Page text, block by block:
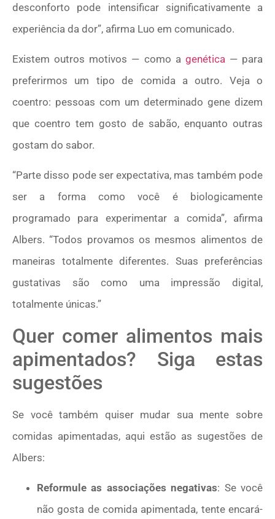
desconforto pode intensificar significativamente a
experiência da dor”, afirma Luo em comunicado.
Existem outros motivos — como a genética — para
preferirmos um tipo de comida a outro. Veja o
coentro: pessoas com um determinado gene dizem
que coentro tem gosto de sabão, enquanto outras
gostam do sabor.
“Parte disso pode ser expectativa, mas também pode
ser a forma como você é biologicamente
programado para experimentar a comida”, afirma
Albers. “Todos provamos os mesmos alimentos de
maneiras totalmente diferentes. Suas preferências
gustativas são como uma impressão digital,
totalmente únicas.”
Quer comer alimentos mais
apimentados? Siga estas
sugestões
Se você também quiser mudar sua mente sobre
comidas apimentadas, aqui estão as sugestões de
Albers:
Reformule as associações negativas: Se você
não gosta de comida apimentada, tente encará-